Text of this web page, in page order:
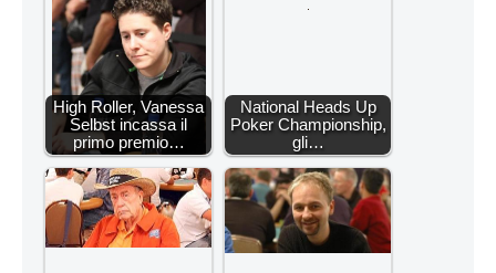
High Roller, Vanessa
Selbst incassa il
primo premio…
National Heads Up
Poker Championship,
gli…